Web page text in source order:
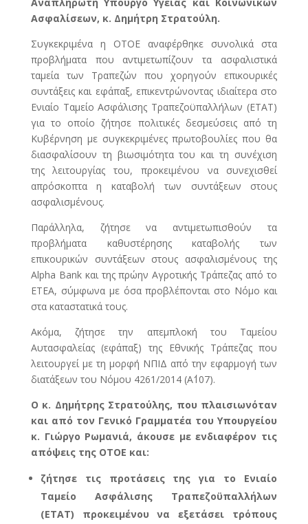
Ασφαλίσεων, κ. Δημήτρη Στρατούλη.
Συγκεκριμένα η ΟΤΟΕ αναφέρθηκε συνολικά στα
προβλήματα που αντιμετωπίζουν τα ασφαλιστικά
ταμεία των Τραπεζών που χορηγούν επικουρικές
συντάξεις και εφάπαξ, επικεντρώνοντας ιδιαίτερα στο
Ενιαίο Ταμείο Ασφάλισης Τραπεζοϋπαλλήλων (ΕΤΑΤ)
για το οποίο ζήτησε πολιτικές δεσμεύσεις από τη
Κυβέρνηση με συγκεκριμένες πρωτοβουλίες που θα
διασφαλίσουν τη βιωσιμότητα του και τη συνέχιση
της λειτουργίας του, προκειμένου να συνεχισθεί
απρόσκοπτα η καταβολή των συντάξεων στους
ασφαλισμένους.
Παράλληλα, ζήτησε να αντιμετωπισθούν τα
προβλήματα καθυστέρησης καταβολής των
επικουρικών συντάξεων στους ασφαλισμένους της
Alpha Bank και της πρώην Αγροτικής Τράπεζας από το
ΕΤΕΑ, σύμφωνα με όσα προβλέπονται στο Νόμο και
στα καταστατικά τους.
Ακόμα, ζήτησε την απεμπλοκή του Ταμείου
Αυτασφαλείας (εφάπαξ) της Εθνικής Τράπεζας που
λειτουργεί με τη μορφή ΝΠΙΔ από την εφαρμογή των
διατάξεων του Νόμου 4261/2014 (Α΄107).
Ο κ. Δημήτρης Στρατούλης, που πλαισιωνόταν
και από τον Γενικό Γραμματέα του Υπουργείου
κ. Γιώργο Ρωμανιά, άκουσε με ενδιαφέρον τις
απόψεις της ΟΤΟΕ και:
ζήτησε τις προτάσεις της για το Ενιαίο
Ταμείο Ασφάλισης Τραπεζοϋπαλλήλων
(ΕΤΑΤ) προκειμένου να εξετάσει τρόπους